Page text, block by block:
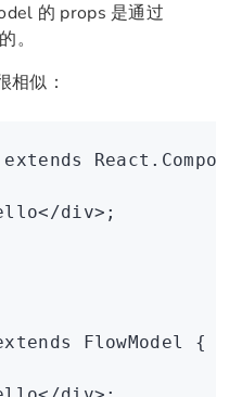
的 props 是通过
。
相似：
extends React .
div>;
FlowModel
{